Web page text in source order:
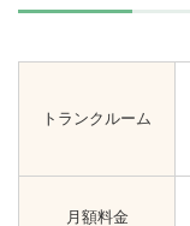
トランクルーム
月額料金